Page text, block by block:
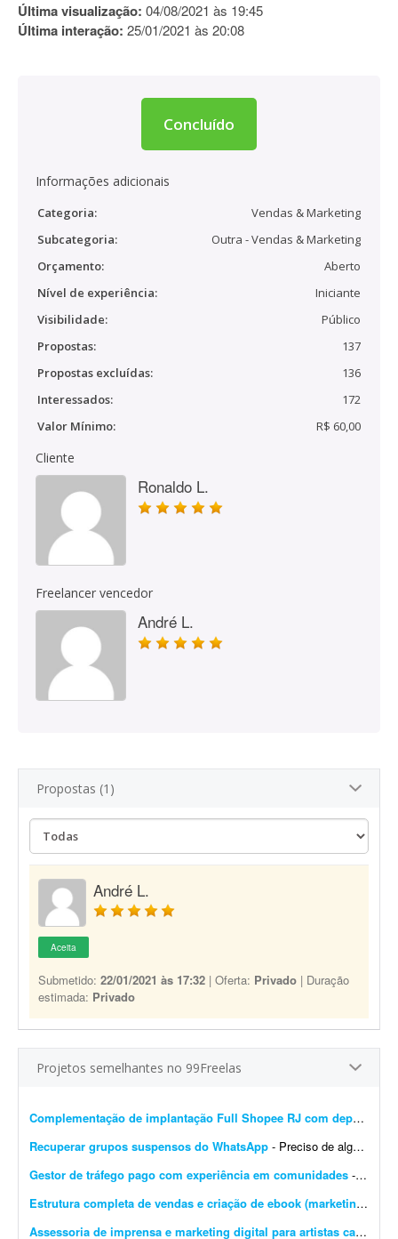
Última visualização: 04/08/2021 às 19:45
Última interação: 25/01/2021 às 20:08
Concluído
Informações adicionais
Categoria:
Vendas & Marketing
Subcategoria:
Outra - Vendas & Marketing
Orçamento:
Aberto
Nível de experiência:
Iniciante
Visibilidade:
Público
Propostas:
137
Propostas excluídas:
136
Interessados:
172
Valor Mínimo:
R$ 60,00
Cliente
Ronaldo L.
Freelancer vencedor
André L.
Propostas (1)
André L.
Aceita
Submetido: 22/01/2021 às 17:32 | Oferta: Privado | Duração
estimada: Privado
Projetos semelhantes no 99Freelas
Complementação de implantação Full Shopee RJ com depósito em São Paulo
Recuperar grupos suspensos do WhatsApp - Preciso de alguém que consiga uma maneira de recuperar meus grupos do WhatsApp que foram banidos ou suspensos? Trabalhamos com ofertas em grupos de WhatsApp e muitos acabam sendo suspensos,...
Gestor de tráfego pago com experiência em comunidades - Buscamos um gestor de tráfego pago com experiência. Nosso objetivo é desenvolver novas estratégias de aquisição de usuários adultos para comunidades...
Estrutura completa de vendas e criação de ebook (marketing digital)
Assessoria de imprensa e marketing digital para artistas católicos